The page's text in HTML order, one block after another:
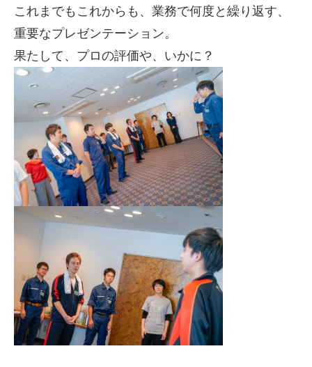
これまでもこれからも、業務で何度と繰り返す、
重要なプレゼンテーション。
果たして、プロの評価や、いかに？